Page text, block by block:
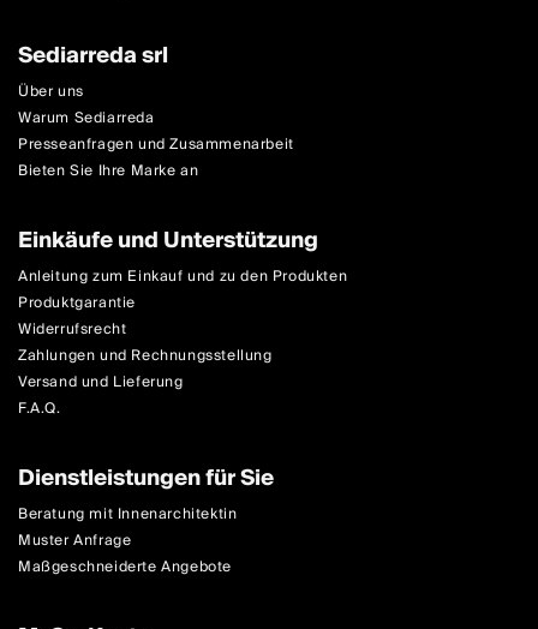
Sediarreda srl
Über uns
Warum Sediarreda
Presseanfragen und Zusammenarbeit
Bieten Sie Ihre Marke an
Einkäufe und Unterstützung
Anleitung zum Einkauf und zu den Produkten
Produktgarantie
Widerrufsrecht
Zahlungen und Rechnungsstellung
Versand und Lieferung
F.A.Q.
Dienstleistungen für Sie
Beratung mit Innenarchitektin
Muster Anfrage
Maßgeschneiderte Angebote